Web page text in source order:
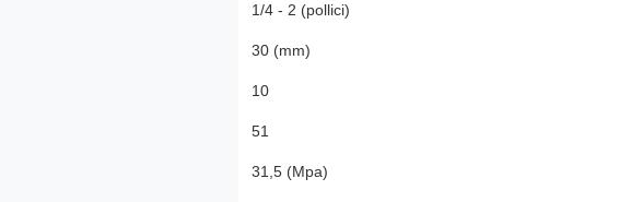
1/4 - 2 (pollici)
30 (mm)
10
51
31,5 (Mpa)